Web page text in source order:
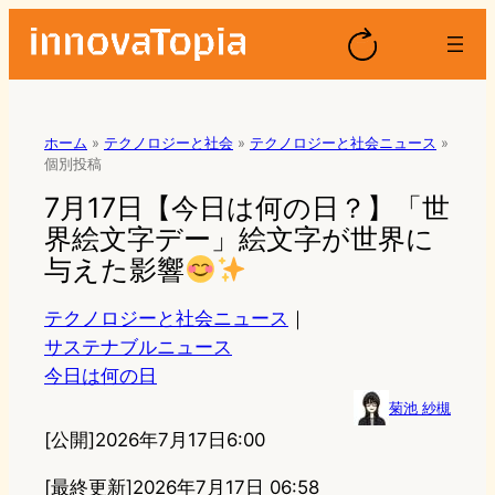
ホーム » テクノロジーと社会 » テクノロジーと社会ニュース »
個別投稿
7月17日【今日は何の日？】「世
界絵文字デー」絵文字が世界に
与えた影響
テクノロジーと社会ニュース ｜
サステナブルニュース
今日は何の日
菊池 紗槻
[公開]2026年7月17日6:00
[最終更新]2026年7月17日 06:58